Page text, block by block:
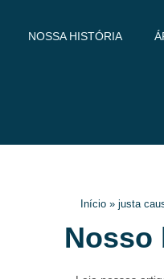
NOSSA HISTÓRIA
Início » justa
Nosso